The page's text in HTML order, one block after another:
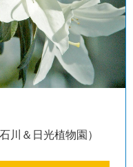
川＆日光植物園）